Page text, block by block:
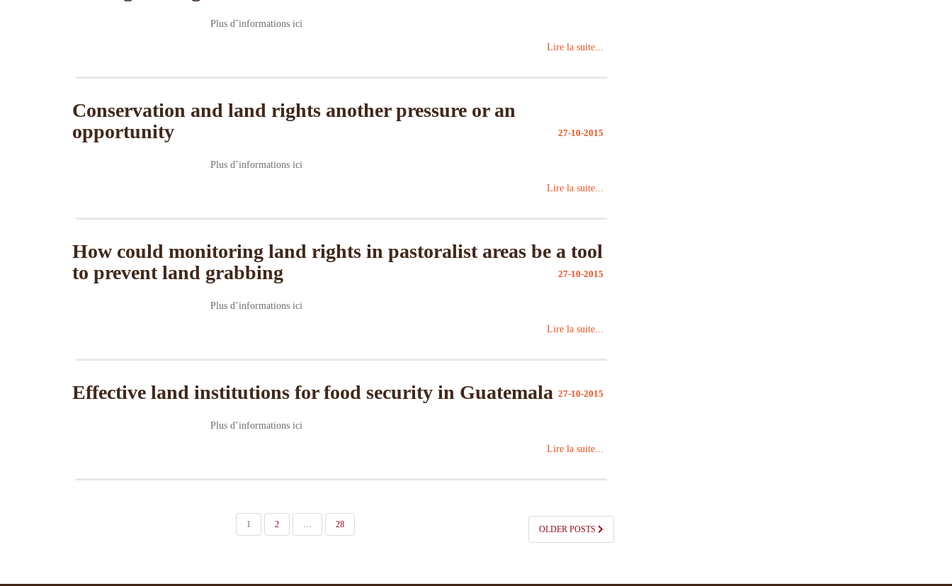
Plus d’informations ici
Lire la suite...
Conservation and land rights another pressure or an
opportunity
27-10-2015
Plus d’informations ici
Lire la suite...
How could monitoring land rights in pastoralist areas be a tool
to prevent land grabbing
27-10-2015
Plus d’informations ici
Lire la suite...
Effective land institutions for food security in Guatemala 27-10-2015
Plus d’informations ici
Lire la suite...
1 2 28 OLDER POSTS